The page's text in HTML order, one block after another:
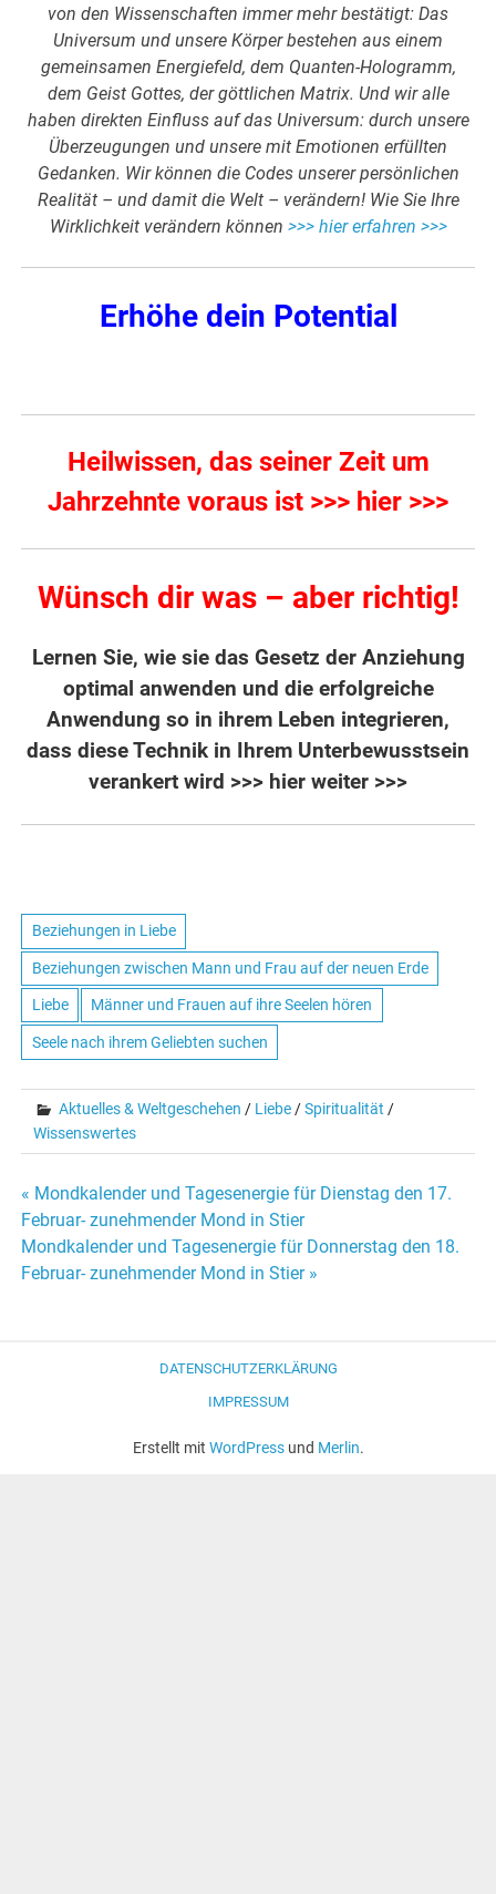
von den Wissenschaften immer mehr bestätigt: Das
Universum und unsere Körper bestehen aus einem
gemeinsamen Energiefeld, dem Quanten-Hologramm,
dem Geist Gottes, der göttlichen Matrix. Und wir alle
haben direkten Einfluss auf das Universum: durch unsere
Überzeugungen und unsere mit Emotionen erfüllten
Gedanken. Wir können die Codes unserer persönlichen
Realität – und damit die Welt – verändern! Wie Sie Ihre
Wirklichkeit verändern können >>> hier erfahren >>>
Erhöhe dein Potential
Heilwissen, das seiner Zeit um
Jahrzehnte voraus ist >>> hier >>>
Wünsch dir was – aber richtig!
Lernen Sie, wie sie das Gesetz der Anziehung
optimal anwenden und die erfolgreiche
Anwendung so in ihrem Leben integrieren,
dass diese Technik in Ihrem Unterbewusstsein
verankert wird >>> hier weiter >>>
Beziehungen in Liebe
Beziehungen zwischen Mann und Frau auf der neuen Erde
Liebe Männer und Frauen auf ihre Seelen hören
Seele nach ihrem Geliebten suchen
Aktuelles & Weltgeschehen / Liebe /Spiritualität /
Wissenswertes
Beitrags-
Navigation
« Mondkalender und Tagesenergie für Dienstag den 17.
Februar- zunehmender Mond in Stier
Mondkalender und Tagesenergie für Donnerstag den 18.
Februar- zunehmender Mond in Stier »
DATENSCHUTZERKLÄRUNG
IMPRESSUM
Erstellt mit WordPressund Merlin.